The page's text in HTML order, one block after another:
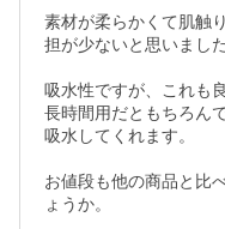
素材が柔らかくて肌触
担が少ないと思いました
吸水性ですが、これも
長時間用だともちろん
吸水してくれます。
お値段も他の商品と比
ょうか。